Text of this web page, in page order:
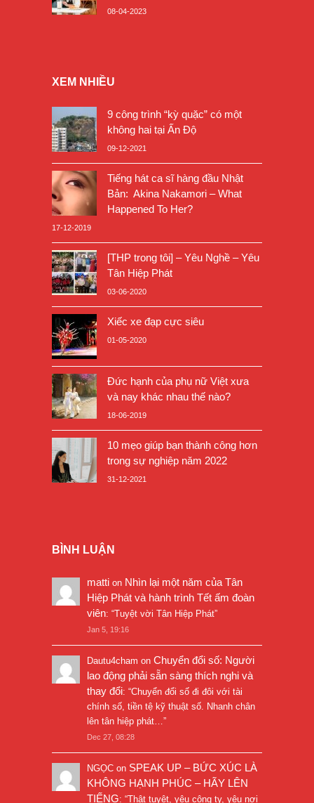
08-04-2023
XEM NHIỀU
9 công trình “kỳ quặc” có một
không hai tại Ấn Độ
09-12-2021
Tiếng hát ca sĩ hàng đầu Nhật
Bản: Akina Nakamori – What
Happened To Her?
17-12-2019
[THP trong tôi] – Yêu Nghề – Yêu
Tân Hiệp Phát
03-06-2020
Xiếc xe đạp cực siêu
01-05-2020
Đức hạnh của phụ nữ Việt xưa
và nay khác nhau thế nào?
18-06-2019
10 mẹo giúp bạn thành công hơn
trong sự nghiệp năm 2022
31-12-2021
BÌNH LUẬN
matti on Nhìn lại một năm của Tân
Hiệp Phát và hành trình Tết ấm đoàn
viên: “Tuyệt vời Tân Hiệp Phát”
Jan 5, 19:16
Dautu4cham on Chuyển đổi số: Người
lao động phải sẵn sàng thích nghi và
thay đổi: “Chuyển đổi số đi đôi với tài
chính số, tiền tệ kỹ thuật số. Nhanh chân
lên tân hiệp phát…”
Dec 27, 08:28
NGỌC on SPEAK UP – BỨC XÚC LÀ
KHÔNG HẠNH PHÚC – HÃY LÊN
TIẾNG: “Thật tuyệt, yêu công ty, yêu nơi